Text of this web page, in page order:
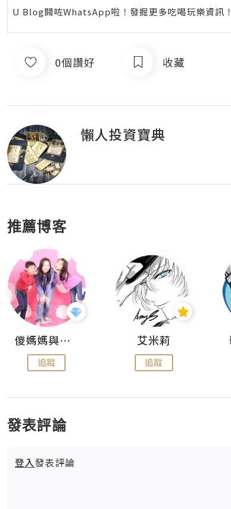
U Blog開咗WhatsApp啦！發掘更多吃喝玩樂資訊！
0個讚好 收藏
懶人投資寶典
推薦博客
儍媽媽與兩隻小魔怪之家
追蹤
艾米莉
追蹤
發表評論
登入發表評論